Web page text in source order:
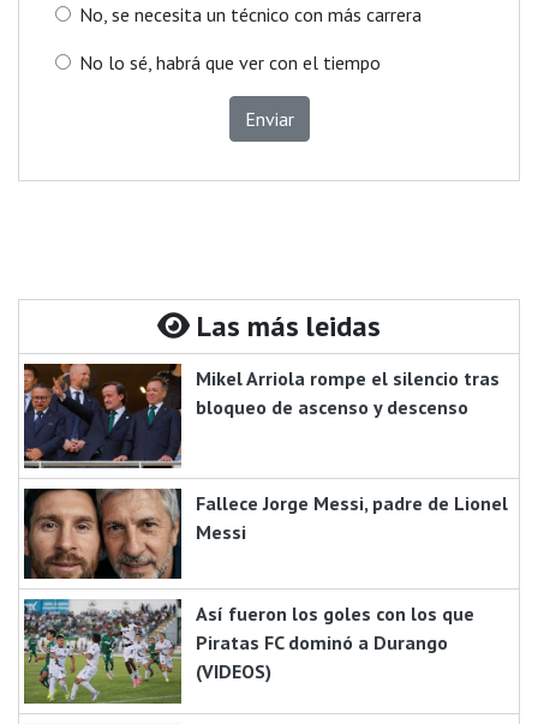
No, se necesita un técnico con más carrera
No lo sé, habrá que ver con el tiempo
Enviar
Las más leidas
Mikel Arriola rompe el silencio tras
bloqueo de ascenso y descenso
Fallece Jorge Messi, padre de Lionel
Messi
Así fueron los goles con los que
Piratas FC dominó a Durango
(VIDEOS)